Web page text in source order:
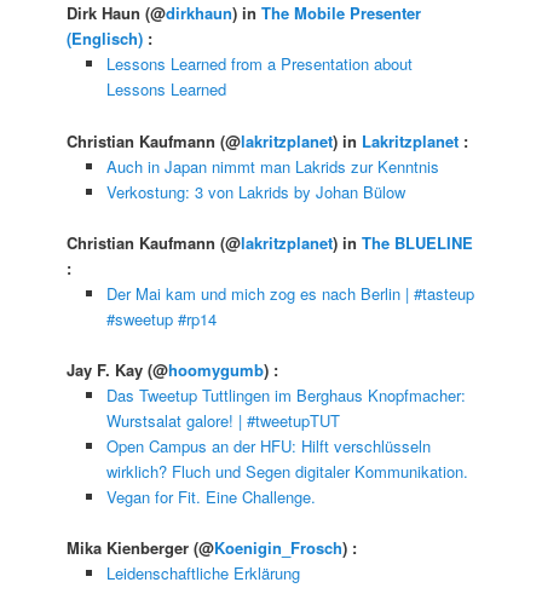
Dirk Haun(@dirkhaun) inThe Mobile Presenter
(Englisch) :
Lessons Learned from a Presentation about
Lessons Learned
Christian Kaufmann(@lakritzplanet) in Lakritzplanet :
Auch in Japan nimmt man Lakrids zur Kenntnis
Verkostung: 3 von Lakrids by Johan Bülow
Christian Kaufmann(@lakritzplanet) inThe BLUELINE
:
Der Mai kam und mich zog es nach Berlin | #tasteup
#sweetup #rp14
Jay F. Kay(@hoomygumb) :
Das Tweetup Tuttlingen im Berghaus Knopfmacher:
Wurstsalat galore! | #tweetupTUT
Open Campus an der HFU: Hilft verschlüsseln
wirklich? Fluch und Segen digitaler Kommunikation.
Vegan for Fit. Eine Challenge.
Mika Kienberger(@Koenigin_Frosch) :
Leidenschaftliche Erklärung